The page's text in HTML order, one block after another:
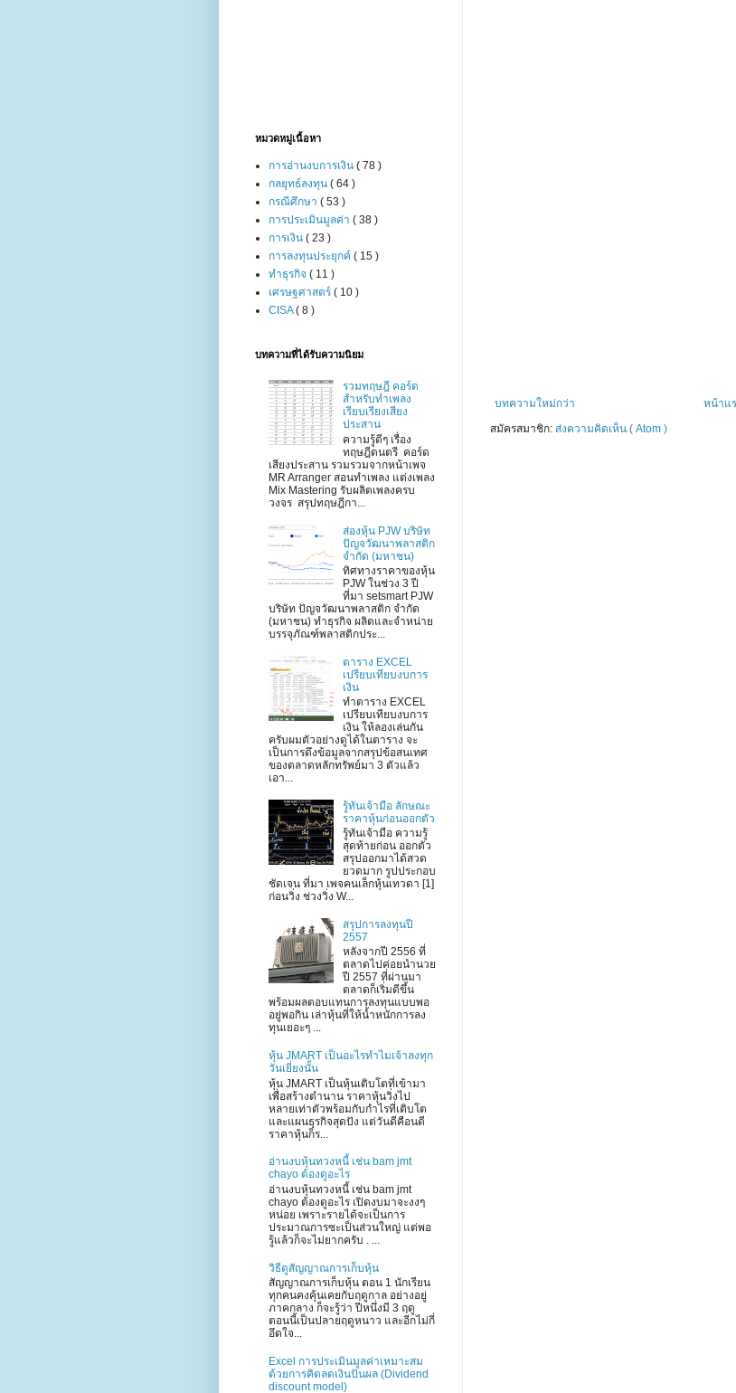
บทความใหม่กว่า
หน้าแ
สมัครสมาชิก: ส่งความคิดเห็น ( Atom )
หมวดหมู่เนื้อหา
การอ่านงบการเงิน ( 78 )
กลยุทธ์ลงทุน ( 64 )
กรณีศึกษา ( 53 )
การประเมินมูลค่า ( 38 )
การเงิน ( 23 )
การลงทุนประยุกค์ ( 15 )
ทำธุรกิจ ( 11 )
เศรษฐศาสตร์ ( 10 )
CISA( 8 )
บทความที่ได้รับความนิยม
รวมทฤษฎี คอร์ด
สำหรับทำเพลง
เรียบเรียงเสียง
ประสาน
ความรู้ดีๆ เรื่อง
ทฤษฎีดนตรี คอร์ด
เสียงประสาน รวมรวมจากหน้าเพจ
MR Arranger สอนทำเพลง แต่งเพลง
Mix Mastering รับผลิตเพลงครบ
วงจร สรุปทฤษฎีกา...
ส่องหุ้น PJW บริษัท
ปัญจวัฒนาพลาสติก
จำกัด (มหาชน)
ทิศทางราคาของหุ้น
PJW ในช่วง 3 ปี
ที่มา setsmart PJW
บริษัท ปัญจวัฒนาพลาสติก จำกัด
(มหาชน) ทำธุรกิจ ผลิตและจำหน่าย
บรรจุภัณฑ์พลาสติกประ...
ตาราง EXCEL
เปรียบเทียบงบการ
เงิน
ทำตาราง EXCEL
เปรียบเทียบงบการ
เงิน ให้ลองเล่นกัน
ครับผมตัวอย่างดูได้ในตาราง จะ
เป็นการดึงข้อมูลจากสรุปข้อสนเทศ
ของตลาดหลักทรัพย์มา 3 ตัวแล้ว
เอา...
รู้ทันเจ้ามือ ลักษณะ
ราคาหุ้นก่อนออกตัว
รู้ทันเจ้ามือ ความรู้
สุดท้ายก่อน ออกตัว
สรุปออกมาได้สวด
ยวดมาก รูปประกอบ
ชัดเจน ที่มา เพจคนเล็กหุ้นเทวดา [1]
ก่อนวิ่ง ช่วงวิ่ง W...
สรุปการลงทุนปี
2557
หลังจากปี 2556 ที่
ตลาดไปค่อยนำนวย
ปี 2557 ที่ผ่านมา
ตลาดก็เริ่มดีขึ้น
พร้อมผลตอบแทนการลงทุนแบบพอ
อยู่พอกิน เล่าหุ้นที่ให้น้ำหนักการลง
ทุนเยอะๆ ...
หุ้น JMART เป็นอะไรทำไมเจ้าลงทุก
วันเยี่ยงนั้น
หุ้น JMART เป็นหุ้นเติบโตที่เข้ามา
เพื่อสร้างตำนาน ราคาหุ้นวิ่งไป
หลายเท่าตัวพร้อมกับกำไรที่เติบโต
และแผนธุรกิจสุดปัง แต่วันดีคือนดี
ราคาหุ้นก็ร...
อ่านงบหุ้นทวงหนี้ เช่น bam jmt
chayo ต้องดูอะไร
อ่านงบหุ้นทวงหนี้ เช่น bam jmt
chayo ต้องดูอะไร เปิดงบมาจะงงๆ
หน่อย เพราะรายได้จะเป็นการ
ประมาณการซะเป็นส่วนใหญ่ แต่พอ
รู้แล้วก็จะไม่ยากครับ . ...
วิธีดูสัญญาณการเก็บหุ้น
สัญญาณการเก็บหุ้น ตอน 1 นักเรียน
ทุกคนคงคุ้นเคยกับฤดูกาล อย่างอยู่
ภาคกลาง ก็จะรู้ว่า ปีหนึ่งมี 3 ฤดู
ตอนนี้เป็นปลายฤดูหนาว และอีกไม่กี่
อึดใจ...
Excel การประเมินมูลค่าเหมาะสม
ด้วยการคิดลดเงินปันผล (Dividend
discount model)